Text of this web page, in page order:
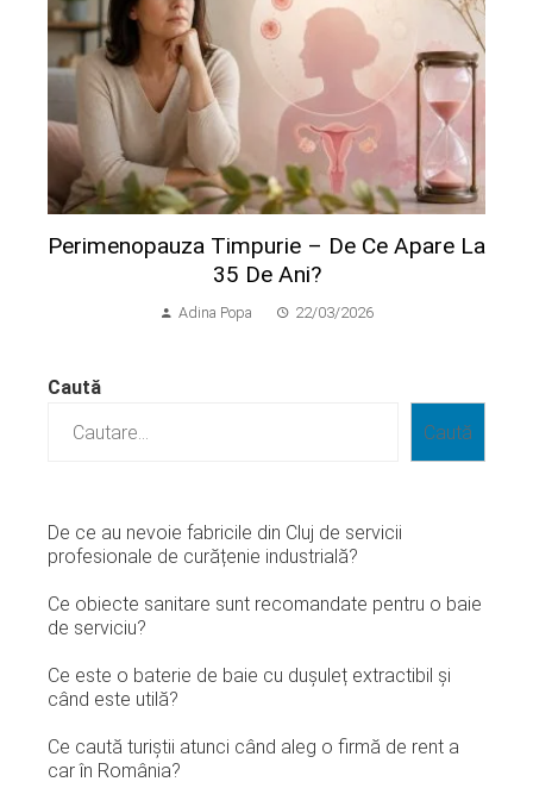
Perimenopauza Timpurie – De Ce Apare La
35 De Ani?
Adina Popa 22/03/2026
Caută
Caută
De ce au nevoie fabricile din Cluj de servicii
profesionale de curățenie industrială?
Ce obiecte sanitare sunt recomandate pentru o baie
de serviciu?
Ce este o baterie de baie cu dușuleț extractibil și
când este utilă?
Ce caută turiștii atunci când aleg o firmă de rent a
car în România?